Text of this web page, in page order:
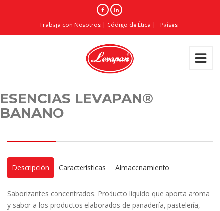
Trabaja con Nosotros | Código de Ética | Países
ESENCIAS LEVAPAN®
BANANO
Descripción Características Almacenamiento
Saborizantes concentrados. Producto líquido que aporta aroma
y sabor a los productos elaborados de panadería, pastelería,